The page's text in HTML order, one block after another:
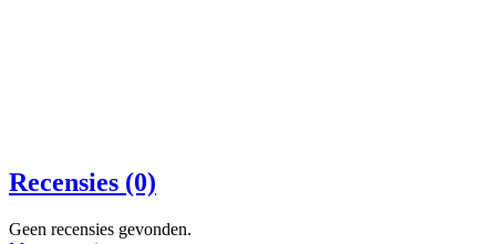
Recensies (0)
Geen recensies gevonden.